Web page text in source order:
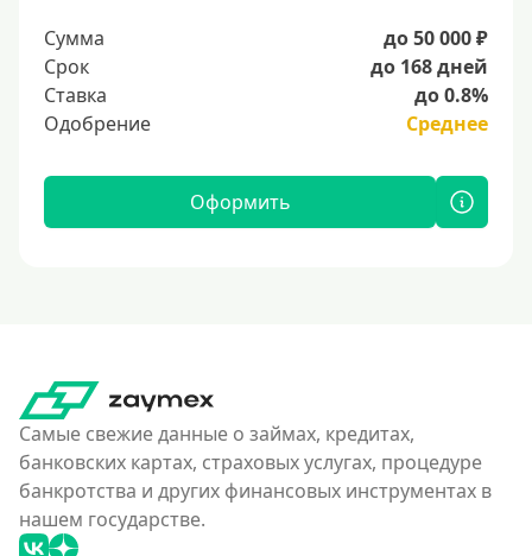
Сумма
до 50 000 ₽
Срок
до 168 дней
Ставка
до 0.8%
Одобрение
Среднее
Оформить
Самые свежие данные о займах, кредитах,
банковских картах, страховых услугах, процедуре
банкротства и других финансовых инструментах в
нашем государстве.